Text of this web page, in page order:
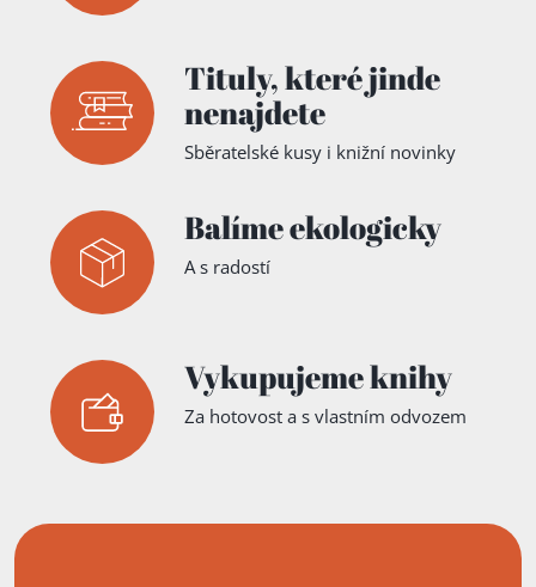
Tituly,které jinde
nenajdete
Sběratelské kusy i knižní novinky
Balíme ekologicky
A s radostí
Vykupujeme knihy
Za hotovost a s vlastním odvozem